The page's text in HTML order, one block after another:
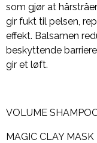
som gjør at
gir fukt til pelsen,
effekt. Balsamen
beskyttende
gir et løft.
VOLUME
MAGIC CLAY MASK